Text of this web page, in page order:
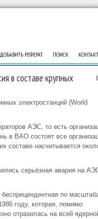
ДОБАВИТЬ РЕФЕРАТ ПОИСК
в составе крупных
электростанций (World
АЭС, то есть
в ВАО состоят все
составе насчитывается
серьёзная авария на
по
году, которая, помимо
отразилась на всей